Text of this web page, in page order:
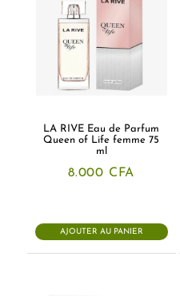
LA RIVE Eau de Parfum
Queen of Life femme 75
ml
8.000 CFA
AJOUTER AU PANIER